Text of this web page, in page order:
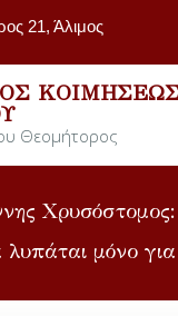
21, Άλιμος
Θεομήτορος
Χρυσόστομος:
λυπάται μόνο